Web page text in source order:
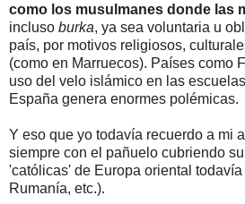
como los musulmanes donde las
incluso burka, ya sea voluntaria u
país, por motivos religiosos,
(como en Marruecos). Países como
uso del velo islámico en las
España genera enormes polémicas.
Y eso que yo todavía recuerdo a mi
siempre con el pañuelo cubriendo
'católicas' de Europa oriental
Rumanía, etc.).